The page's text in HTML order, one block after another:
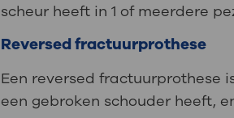
scheur heeft in 1 of meerdere
Reversed fractuurprothese
Een reversed fractuurprothese
een gebroken schouder heeft,